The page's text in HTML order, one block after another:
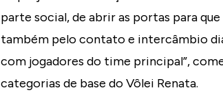
parte social, de abrir as portas para
também pelo contato e intercâmbio
com jogadores do time principal”,
categorias de base do Vôlei Renata.